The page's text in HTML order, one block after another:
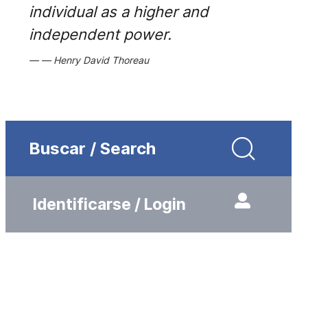
individual as a higher and
independent power.
Henry David Thoreau
Buscar / Search
Identificarse / Login